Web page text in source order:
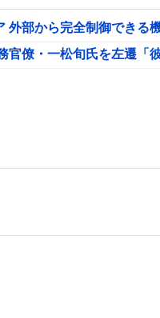
外部から完全制御できる
官僚・一松旬氏を左遷